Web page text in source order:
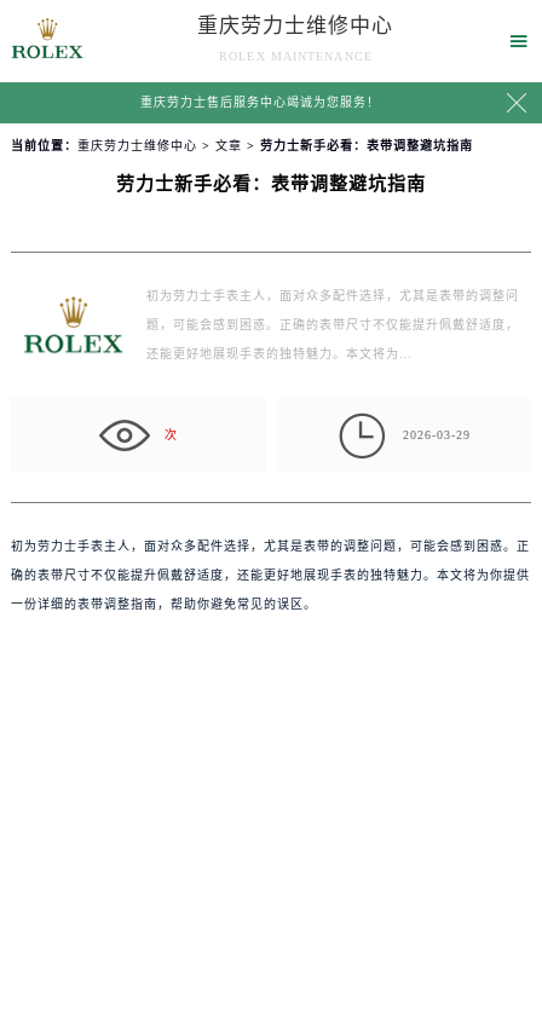
重庆劳力士维修中心
ROLEX MAINTENANCE

重庆劳力士售后服务中心竭诚为您服务！ 
当前位置： 重庆劳力士维修中心 > 文章 > 劳力士新手必看：表带调整避坑指南
劳力士新手必看：表带调整避坑指南
初为劳力士手表主人，面对众多配件选择，尤其是表带的调整问
题，可能会感到困惑。正确的表带尺寸不仅能提升佩戴舒适度，
还能更好地展现手表的独特魅力。本文将为…
次  2026-03-29
初为劳力士手表主人，面对众多配件选择，尤其是表带的调整问题，可能会感到困惑。正
确的表带尺寸不仅能提升佩戴舒适度，还能更好地展现手表的独特魅力。本文将为你提供
一份详细的表带调整指南，帮助你避免常见的误区。